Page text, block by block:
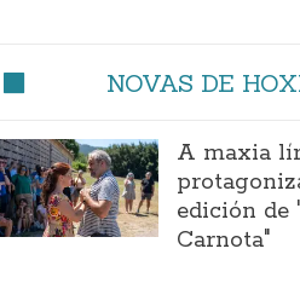
NOVAS DE
A maxia
edición de
Carnota"